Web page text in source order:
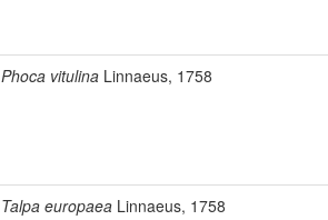
Phoca vitulina Linnaeus, 1758
Talpa europaea Linnaeus, 1758